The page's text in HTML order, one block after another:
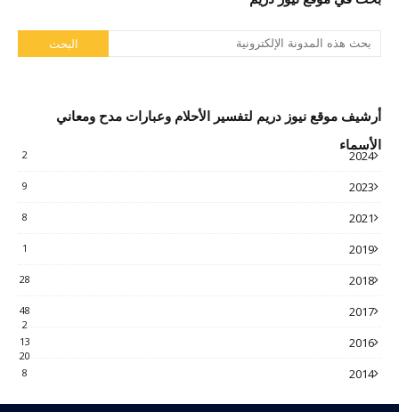
أرشيف موقع نيوز دريم لتفسير الأحلام وعبارات مدح ومعاني
الأسماء
2024
2
2023
9
2021
8
2019
1
2018
28
2017
48
2
2016
13
20
2014
8